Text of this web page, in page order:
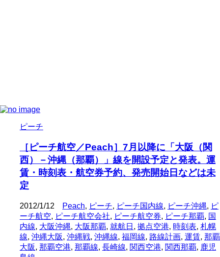
ピーチ
［ピーチ航空／Peach］7月以降に「大阪（関
西）－沖縄（那覇）」線を開設予定と発表。運
賃・時刻表・航空券予約、発売開始日などは未
定
2012/1/12 Peach, ピーチ, ピーチ国内線, ピーチ沖縄, ピ
ーチ航空, ピーチ航空会社, ピーチ航空券, ピーチ那覇, 国
内線, 大阪沖縄, 大阪那覇, 就航日 , 拠点空港, 時刻表, 札幌
線, 沖縄大阪, 沖縄戦, 沖縄線, 福岡線, 路線計画, 運賃, 那覇
大阪, 那覇空港, 那覇線, 長崎線, 関西空港, 関西那覇, 鹿児